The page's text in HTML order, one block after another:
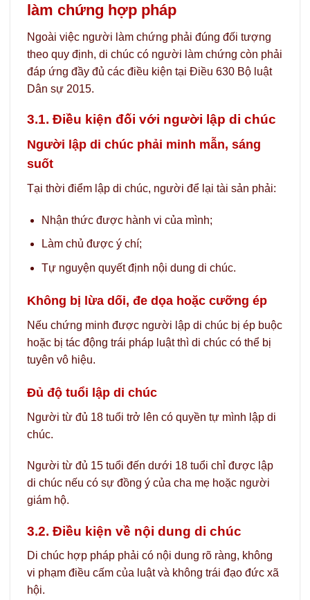
làm chứng hợp pháp
Ngoài việc người làm chứng phải đúng đối tượng
theo quy định, di chúc có người làm chứng còn phải
đáp ứng đầy đủ các điều kiện tại Điều 630 Bộ luật
Dân sự 2015.
3.1. Điều kiện đối với người lập di chúc
Người lập di chúc phải minh mẫn, sáng
suốt
Tại thời điểm lập di chúc, người để lại tài sản phải:
Nhận thức được hành vi của mình;
Làm chủ được ý chí;
Tự nguyện quyết định nội dung di chúc.
Không bị lừa dối, đe dọa hoặc cưỡng ép
Nếu chứng minh được người lập di chúc bị ép buộc
hoặc bị tác động trái pháp luật thì di chúc có thể bị
tuyên vô hiệu.
Đủ độ tuổi lập di chúc
Người từ đủ 18 tuổi trở lên có quyền tự mình lập di
chúc.
Người từ đủ 15 tuổi đến dưới 18 tuổi chỉ được lập
di chúc nếu có sự đồng ý của cha mẹ hoặc người
giám hộ.
3.2. Điều kiện về nội dung di chúc
Di chúc hợp pháp phải có nội dung rõ ràng, không
vi phạm điều cấm của luật và không trái đạo đức xã
hội.